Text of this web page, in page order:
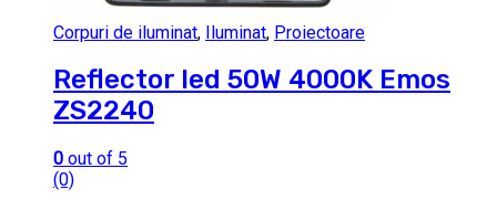
Corpuri de iluminat, Iluminat, Proiectoare
Reflector led 50W 4000K Emos
ZS2240
0 out of 5
(0)